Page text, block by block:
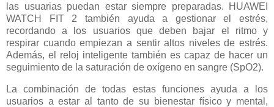
las usuarias puedan estar siempre preparadas. HUAWEI
WATCH FIT 2 también ayuda a gestionar el estrés,
recordando a los usuarios que deben bajar el ritmo y
respirar cuando empiezan a sentir altos niveles de estrés.
Además, el reloj inteligente también es capaz de hacer un
seguimiento de la saturación de oxígeno en sangre (SpO2).
La combinación de todas estas funciones ayuda a los
usuarios a estar al tanto de su bienestar físico y mental,